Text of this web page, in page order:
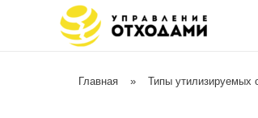
Главная » Типы утилизируемых